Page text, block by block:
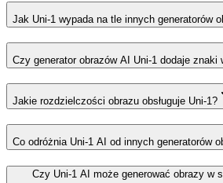
Jak Uni-1 wypada na tle innych generatorów
Czy generator obrazów AI Uni-1 dodaje znaki
Jakie rozdzielczości obrazu obsługuje Uni-1?
Co odróżnia Uni-1 AI od innych generatorów
Czy Uni-1 AI może generować obrazy w